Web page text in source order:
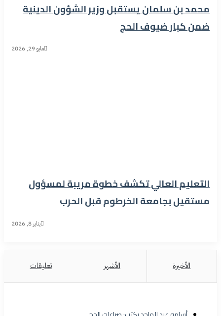
محمد بن سلمان يستقبل وزير الشؤون الدينية
ضمن كبار ضيوف الحج
مايو 29, 2026
التعليم العالي تكشف خطوة مريبة لمسؤول
مستقيل بجامعة الخرطوم قبل الحرب
يناير 8, 2026
الأخيرة الأشهر تعليقات